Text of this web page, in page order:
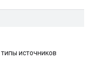
источников